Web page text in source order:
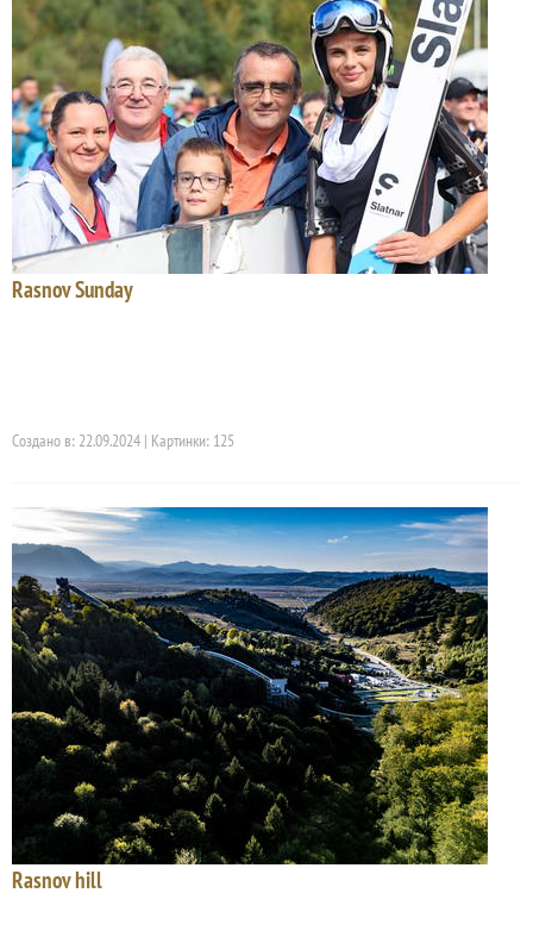
Rasnov Sunday
Создано в: 22.09.2024 | Картинки: 125
Rasnov hill